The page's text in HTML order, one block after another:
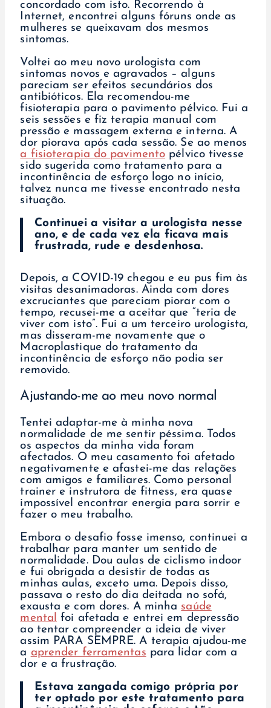
concordado com isto. Recorrendo à
Internet, encontrei alguns fóruns onde as
mulheres se queixavam dos mesmos
sintomas.
Voltei ao meu novo urologista com
sintomas novos e agravados – alguns
pareciam ser efeitos secundários dos
antibióticos. Ela recomendou-me
fisioterapia para o pavimento pélvico. Fui a
seis sessões e fiz terapia manual com
pressão e massagem externa e interna. A
dor piorava após cada sessão. Se ao menos
a fisioterapia do pavimento pélvico tivesse
sido sugerida como tratamento para a
incontinência de esforço logo no início,
talvez nunca me tivesse encontrado nesta
situação.
Continuei a visitar a urologista nesse
ano, e de cada vez ela ficava mais
frustrada, rude e desdenhosa.
Depois, a COVID-19 chegou e eu pus fim às
visitas desanimadoras. Ainda com dores
excruciantes que pareciam piorar com o
tempo, recusei-me a aceitar que “teria de
viver com isto”. Fui a um terceiro urologista,
mas disseram-me novamente que o
Macroplastique do tratamento da
incontinência de esforço não podia ser
removido.
Ajustando-me ao meu novo normal
Tentei adaptar-me à minha nova
normalidade de me sentir péssima. Todos
os aspectos da minha vida foram
afectados. O meu casamento foi afetado
negativamente e afastei-me das relações
com amigos e familiares. Como personal
trainer e instrutora de fitness, era quase
impossível encontrar energia para sorrir e
fazer o meu trabalho.
Embora o desafio fosse imenso, continuei a
trabalhar para manter um sentido de
normalidade. Dou aulas de ciclismo indoor
e fui obrigada a desistir de todas as
minhas aulas, exceto uma. Depois disso,
passava o resto do dia deitada no sofá,
exausta e com dores. A minha saúde
mental
foi afetada e entrei em depressão
ao tentar compreender a ideia de viver
assim PARA SEMPRE. A terapia ajudou-me
a aprender ferramentas para lidar com a
dor e a frustração.
Estava zangada comigo própria por
ter optado por este tratamento para